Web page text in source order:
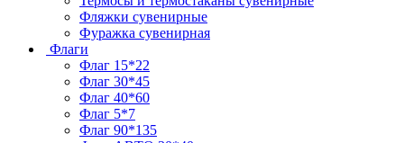
Фляжки сувенирные
Фуражка сувенирная
Флаги
Флаг 15*22
Флаг 30*45
Флаг 40*60
Флаг 5*7
Флаг 90*135